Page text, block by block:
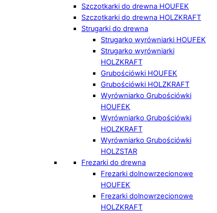
Szczotkarki do drewna HOUFEK
Szczotkarki do drewna HOLZKRAFT
Strugarki do drewna
Strugarko wyrówniarki HOUFEK
Strugarko wyrówniarki
HOLZKRAFT
Grubościówki HOUFEK
Grubościówki HOLZKRAFT
Wyrówniarko Grubościówki
HOUFEK
Wyrówniarko Grubościówki
HOLZKRAFT
Wyrówniarko Grubościówki
HOLZSTAR
Frezarki do drewna
Frezarki dolnowrzecionowe
HOUFEK
Frezarki dolnowrzecionowe
HOLZKRAFT